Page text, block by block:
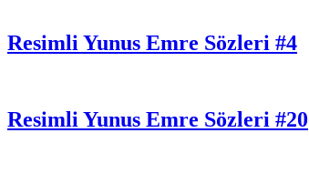
Resimli Yunus Emre Sözleri #4
Resimli Yunus Emre Sözleri #20